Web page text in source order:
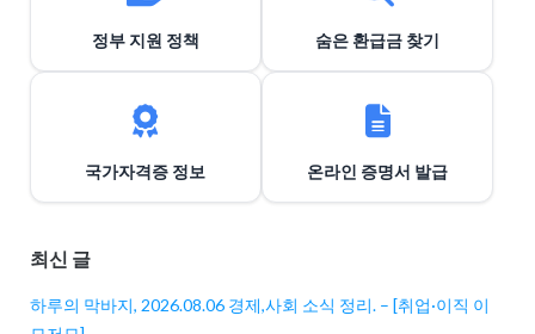
정부 지원 정책 숨은 환급금 찾기
국가자격증 정보 온라인 증명서 발급
최신 글
하루의 막바지, 2026.08.06 경제,사회 소식 정리. – [취업·이직 이